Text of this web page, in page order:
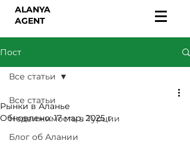
ALANYA
AGENT
Пост
Все статьи
Недвижимость в Турции
Блог об Алании
Все статьи
Рынки в Аланье
Обновлено:17 мар. 2025 г.